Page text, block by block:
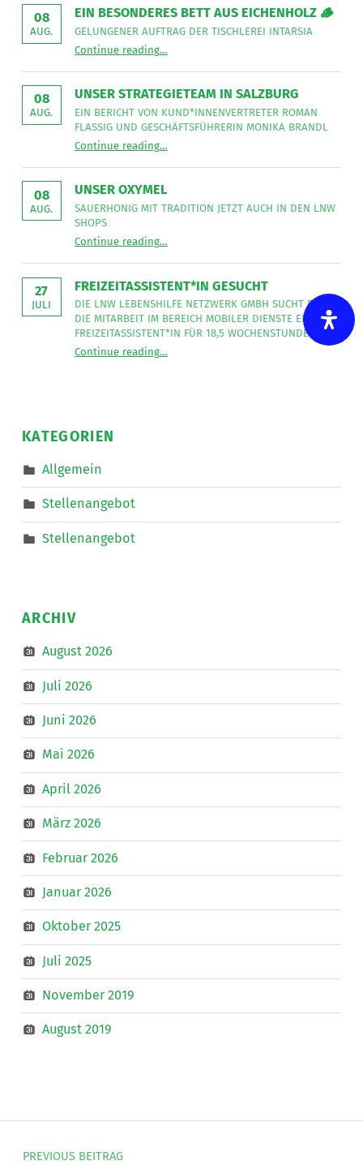
08
AUG.
EIN BESONDERES BETT AUS EICHENHOLZ 🪵
GELUNGENER AUFTRAG DER TISCHLEREI INTARSIA
Continue readingEin besonderes Bett aus Eichenholz 🪵
Gelungener
der
Intarsia
…
08
AUG.
UNSER STRATEGIETEAM IN SALZBURG
EIN BERICHT VON KUND*INNENVERTRETER ROMAN
FLASSIG UND GESCHÄFTSFÜHRERIN MONIKA BRANDL
Continue readingEin
von
Roman
Flassig
und
Monika
Brandl
…
08
AUG.
UNSER OXYMEL
SAUERHONIG MIT TRADITION JETZT AUCH IN DEN LNW
SHOPS
Continue readingSauerhonig
Tradition
auch
den
LNW
Shops
”
…
27
JULI
FREIZEITASSISTENT*IN GESUCHT
DIE LNW LEBENSHILFE NETZWERK GMBH SUCHT FÜR
DIE MITARBEIT IM BEREICH MOBILER DIENSTE EINE*N
FREIZEITASSISTENT*IN FÜR 18,5 WOCHENSTUNDEN.
Continue readingDie
Dienste
für
…
KATEGORIEN
Allgemein
Stellenangebot
Stellenangebot
ARCHIV
August 2026
Juli 2026
Juni 2026
Mai 2026
April 2026
März 2026
Februar 2026
Januar 2026
Oktober 2025
Juli 2025
November 2019
August 2019
Beitragsnavigation
PREVIOUS BEITRAG